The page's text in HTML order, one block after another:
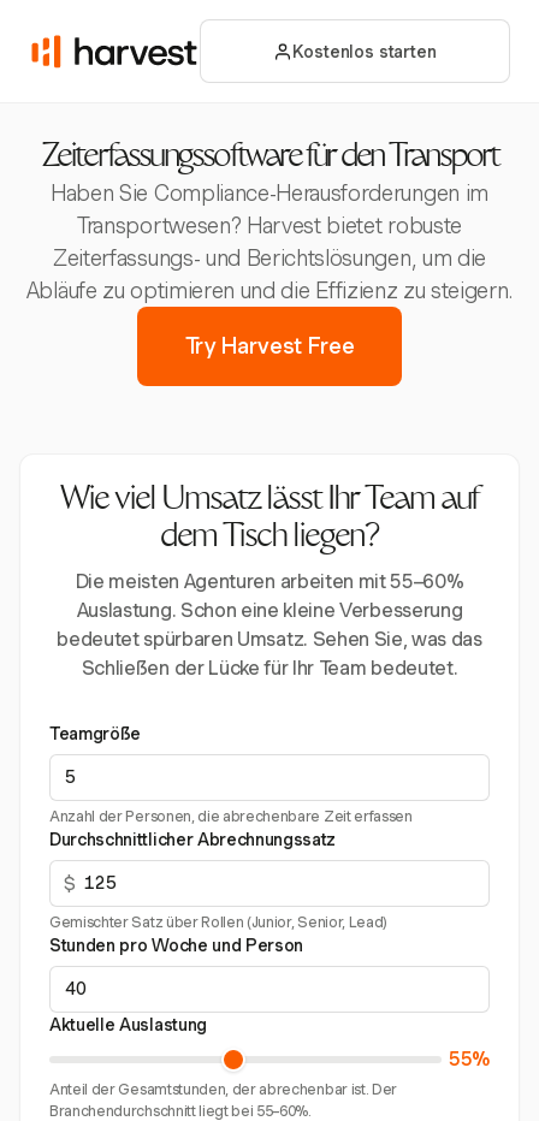
Kostenlos starten
Zeiterfassungssoftware für den Transport
Haben Sie Compliance-Herausforderungen im
Transportwesen? Harvest bietet robuste
Zeiterfassungs- und Berichtslösungen, um die
Abläufe zu optimieren und die Effizienz zu steigern.
Try Harvest Free
Wie viel Umsatz lässt Ihr Team auf
dem Tisch liegen?
Die meisten Agenturen arbeiten mit 55–60%
Auslastung. Schon eine kleine Verbesserung
bedeutet spürbaren Umsatz. Sehen Sie, was das
Schließen der Lücke für Ihr Team bedeutet.
Teamgröße
Anzahl der Personen, die abrechenbare Zeit erfassen
Durchschnittlicher Abrechnungssatz
$
Gemischter Satz über Rollen (Junior, Senior, Lead)
Stunden pro Woche und Person
Aktuelle Auslastung
55%
Anteil der Gesamtstunden, der abrechenbar ist. Der
Branchendurchschnitt liegt bei 55–60%.